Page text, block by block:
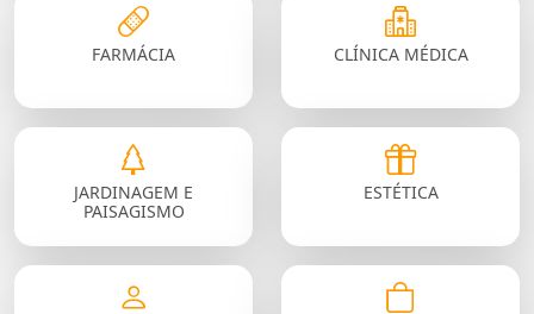
FARMÁCIA CLÍNICA MÉDICA
JARDINAGEM E
PAISAGISMO
ESTÉTICA